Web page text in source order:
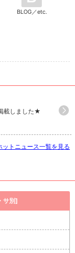
BLOG／etc.
載しました★
ットニュース一覧を見る
サ別]